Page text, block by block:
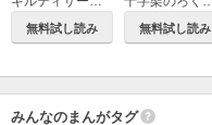
無料試し読み 無料試し読み
みんなのまんがタグ